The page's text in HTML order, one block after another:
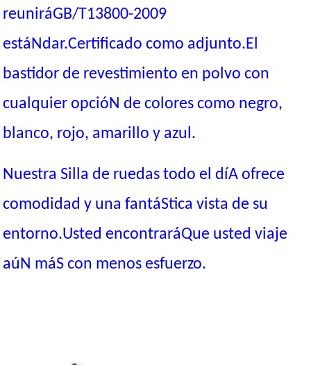
reuniráGB/T13800-2009
estáNdar.Certificado como adjunto.El
bastidor de revestimiento en polvo con
cualquier opcióN de colores como negro,
blanco, rojo, amarillo y azul.
Nuestra Silla de ruedas todo el díA ofrece
comodidad y una fantáStica vista de su
entorno.Usted encontraráQue usted viaje
aúN máS con menos esfuerzo.